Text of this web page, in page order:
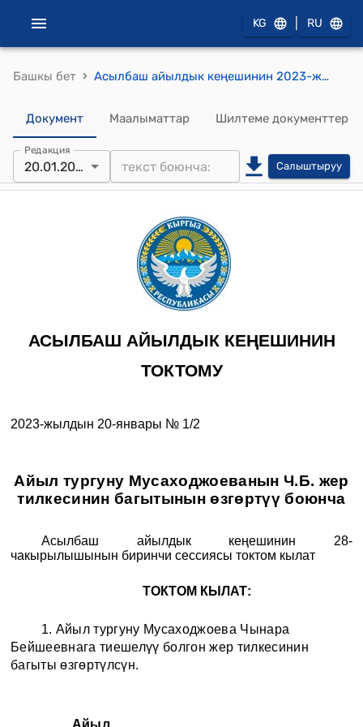
KG RU
Башкы бет › Асылбаш айылдык кеңешинин 2023-жылдын 20-январы № 1/2 "Айыл тургуну Мусаходжоеванын Ч.Б. жер тилкесинин багытынын өзгөртүү боюнча" токтому
Документ Маалыматтар Шилтеме документтер
Редакция
20.01.2023 Салыштыруу